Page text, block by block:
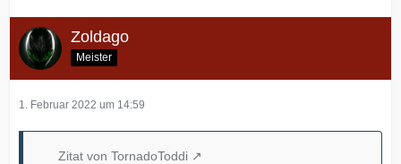
Zoldago
Meister
1. Februar 2022 um 14:59
Zitat von TornadoToddi